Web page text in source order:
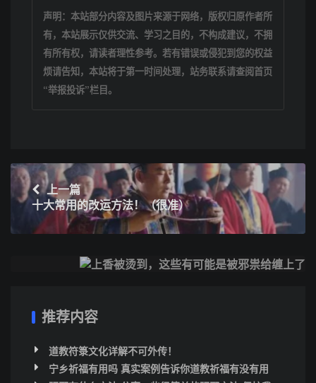
声明：本站部分内容及图片来源于网络，版权归原作者所
有，本站展示仅供交流、学习之目的，不构成建议，不拥
有所有权，请读者理性参考。若有错误或侵犯到您的权益
烦请告知，本站将于第一时间处理，站务联系请查阅首页
“举报投诉”栏目。
上一篇
十大常用的改运方法！（很准）
下一篇
推荐内容
道教符箓文化详解不可外传！
宁乡祈福有用吗 真实案例告诉你道教祈福有没有用